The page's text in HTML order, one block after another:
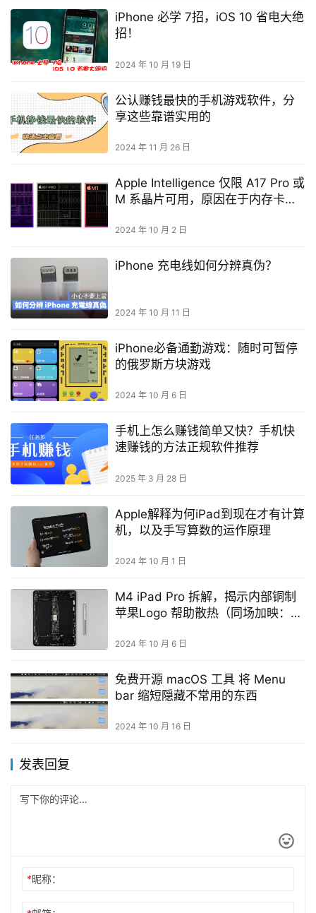
iPhone 必学 7招，iOS 10 省电大绝
招！
2024 年 10 月 19 日
公认赚钱最快的手机游戏软件，分
享这些靠谱实用的
2024 年 11 月 26 日
Apple Intelligence 仅限 A17 Pro 或
M 系晶片可用，原因在于内存卡大
2024 年 10 月 2 日
iPhone 充电线如何分辨真伪？
2024 年 10 月 11 日
iPhone必备通勤游戏：随时可暂停
的俄罗斯方块游戏
2024 年 10 月 6 日
手机上怎么赚钱简单又快？手机快
速赚钱的方法正规软件推荐
2025 年 3 月 28 日
Apple解释为何iPad到现在才有计算
机，以及手写算数的运作原理
2024 年 10 月 1 日
M4 iPad Pro 拆解，揭示内部铜制
苹果Logo 帮助散热（同场加映：
2024 年 10 月 6 日
免费开源 macOS 工具 将 Menu
bar 缩短隠藏不常用的东西
2024 年 10 月 16 日
发表回复
*昵称：